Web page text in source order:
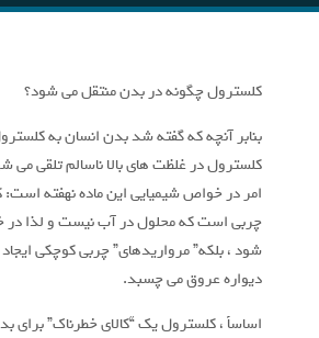
کلسترول چگونه در بدن منتقل می شود؟
بنابر آنچه که گفته شد بدن انسان به
کلسترول در غلظت های بالا ناسالم تلقی می
امر در خواص شیمیایی این ماده نهفته
چربی است که محلول در آب نیست و لذا در
شود ، بلکه” مرواریدهای” چربی کوچکی
دیواره عروق می چسبد.
اساساً ، کلسترول یک “کالای خطرناک”